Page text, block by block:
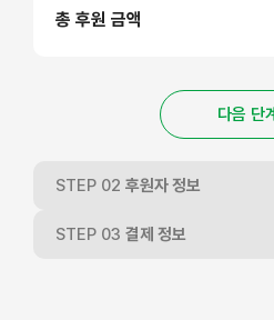
총 후원 금액
다음 단계
STEP 02 후원자 정보
STEP 03 결제 정보